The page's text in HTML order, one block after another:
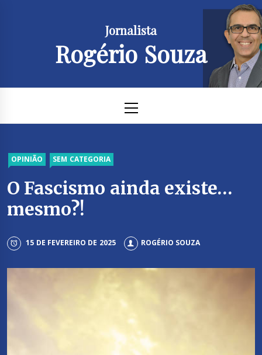
Jornalista
Rogério Souza
Menu
OPINIÃO SEM CATEGORIA
O Fascismo ainda existe…
mesmo?!
15 DE FEVEREIRO DE 2025 ROGÉRIO SOUZA